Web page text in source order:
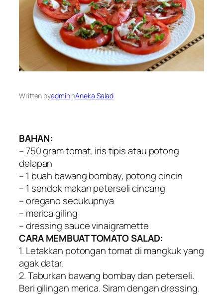
Written byadmininAneka Salad
BAHAN:
– 750 gram tomat, iris tipis atau potong
delapan
– 1 buah bawang bombay, potong cincin
– 1 sendok makan peterseli cincang
– oregano secukupnya
– merica giling
– dressing sauce vinaigramette
CARA MEMBUAT TOMATO SALAD:
1. Letakkan potongan tomat di mangkuk yang
agak datar.
2. Taburkan bawang bombay dan peterseli.
Beri gilingan merica. Siram dengan dressing.